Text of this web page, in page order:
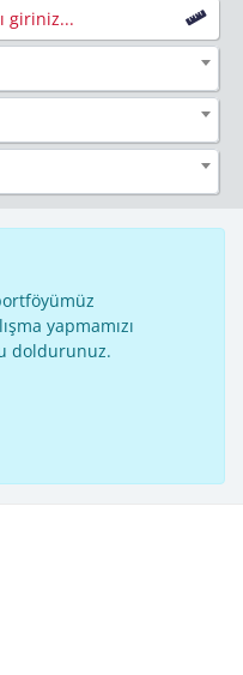
giriniz...
yapmamızı
doldurunuz.